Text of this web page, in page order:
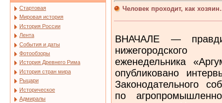
Стартовая
Мировая история
История России
Лента
События и даты
Фотообзоры
История Древнего Рима
История стран мира
Рыцари
Историческое
Адмиралы
Человек проходит, как
ВНАЧАЛЕ —
еженедельника
опубликовано
Законодательного
по